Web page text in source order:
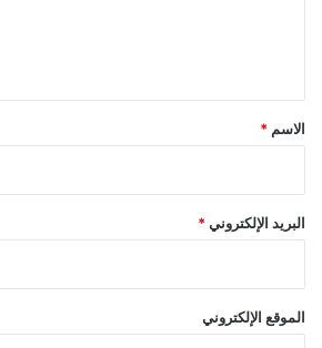
*
الاسم *
البريد الإلكتروني *
الموقع الإلكتروني